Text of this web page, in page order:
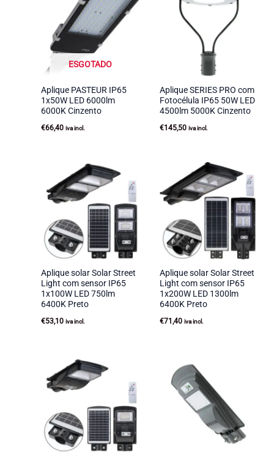
ESGOTADO
Aplique PASTEUR IP65
1x50W LED 6000lm
6000K Cinzento
€66,40 iva incl.
Aplique SERIES PRO com
Fotocélula IP65 50W LED
4500lm 5000K Cinzento
€145,50 iva incl.
Aplique solar Solar Street
Light com sensor IP65
1x100W LED 750lm
6400K Preto
€53,10 iva incl.
Aplique solar Solar Street
Light com sensor IP65
1x200W LED 1300lm
6400K Preto
€71,40 iva incl.